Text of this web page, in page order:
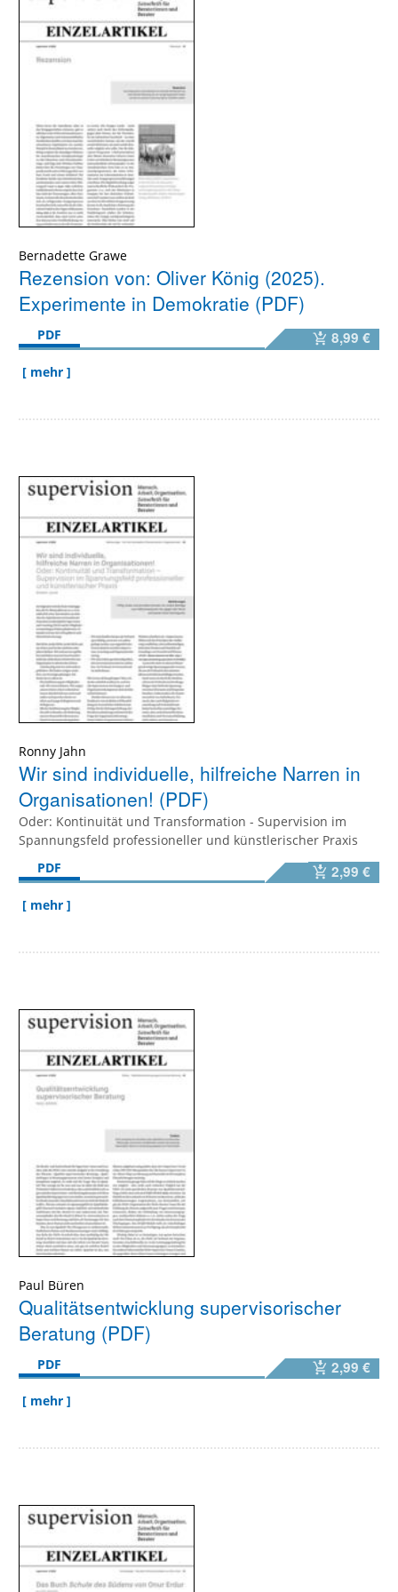
Bernadette Grawe
Rezension von: Oliver König (2025).
Experimente in Demokratie (PDF)
PDF 8,99 €
[ mehr ]
Ronny Jahn
Wir sind individuelle, hilfreiche Narren in
Organisationen! (PDF)
Oder: Kontinuität und Transformation - Supervision im
Spannungsfeld professioneller und künstlerischer Praxis
PDF
2,99 €
[ mehr ]
Paul Büren
Qualitätsentwicklung supervisorischer
Beratung (PDF)
PDF 2,99 €
[ mehr ]